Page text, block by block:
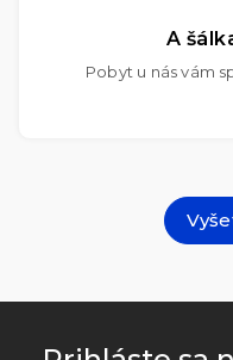
A
Pobyt u nás vám